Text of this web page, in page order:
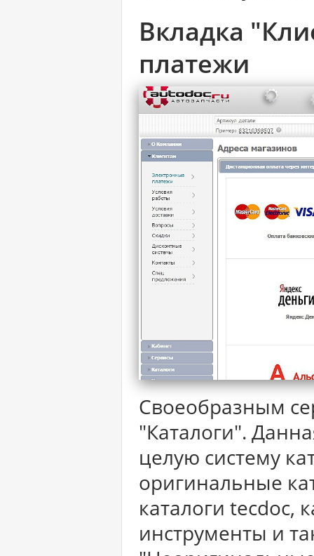
Вкладка
платежи
Своеобразным
"Каталоги".
целую систему
оригинальные
каталоги tecdoc,
инструменты и